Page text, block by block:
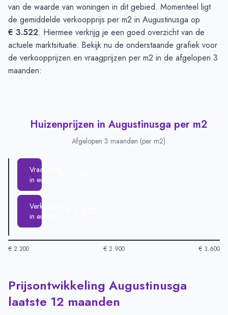
Verkoopprijs in euro's
€ 392.611
van de waarde van woningen in dit gebied. Momenteel ligt
de gemiddelde verkoopprijs per m2 in Augustinusga op
€ 3.522. Hiermee verkrijg je een goed overzicht van de
actuele marktsituatie. Bekijk nu de onderstaande grafiek voor
de verkoopprijzen en vraagprijzen per m2 in de afgelopen 3
maanden:
Huizenprijzen in Augustinusga per m2
Afgelopen 3 maanden (per m2)
Vraagprijs
in euro's
Verkoopprijs
in euro's
€ 2.200 € 2.900 € 3.600
Huizenprijzen in Augustinusga per m2-Afgelopen 3 maanden
Type
Vraagprijs in euro's
Prijsontwikkeling Augustinusga
laatste 12 maanden